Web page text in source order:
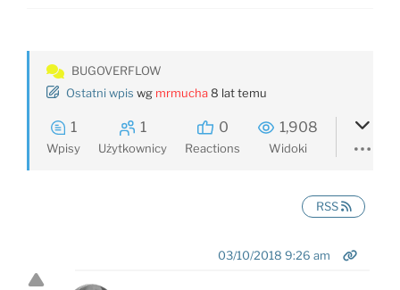
BUGOVERFLOW
Ostatni wpis wg mrmucha8 lat temu
1
Wpisy
1
Użytkownicy
0
Reactions
1,908
Widoki
RSS
03/10/2018 9:26 am